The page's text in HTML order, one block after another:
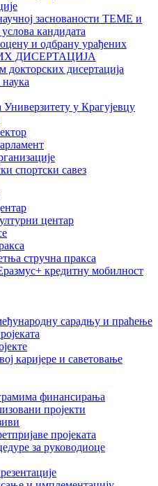
заснованости ТЕМЕ и
кандидата
и одбрану урађених
ДИСЕРТАЦИЈА
докторских дисертација
у Крагујевцу
спортски савез
центар
стручна пракса
кредитну мобилност
сарадњу и праћење
каријере и саветовање
финансирања
пројекти
пројеката
за руководиоце